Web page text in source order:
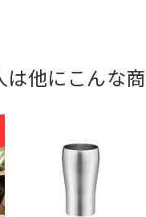
他にこんな